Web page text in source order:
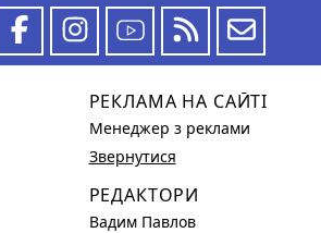
РЕКЛАМА НА САЙТІ
Менеджер з реклами
Звернутися
РЕДАКТОРИ
Вадим Павлов